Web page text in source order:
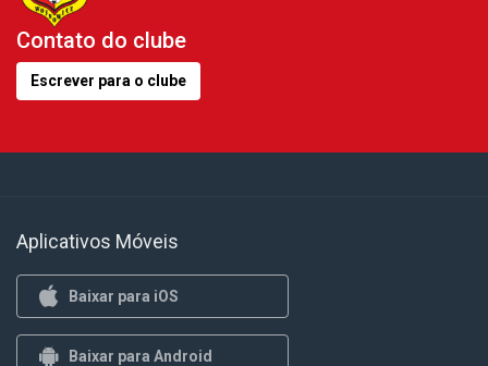
Contato do clube
Escrever para o clube
Aplicativos Móveis
Baixar para iOS
Baixar para Android